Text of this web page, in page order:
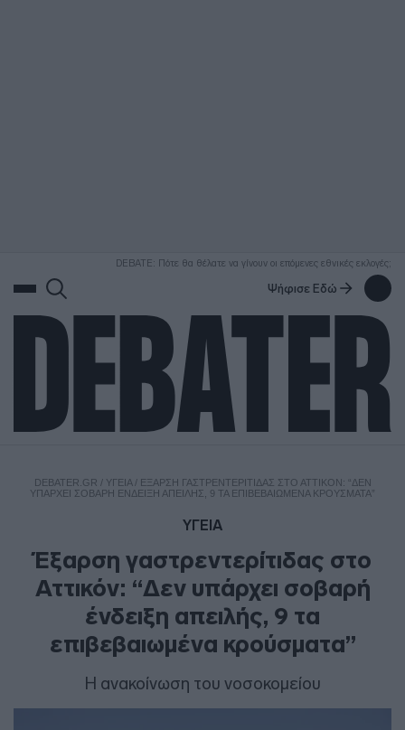
DEBATE: Πότε θα θέλατε να γίνουν οι επόμενες εθνικές εκλογές;
Ψήφισε Εδώ
DEBATER.GR / ΥΓΕΙΑ/ ΈΞΑΡΣΗ ΓΑΣΤΡΕΝΤΕΡΊΤΙΔΑΣ ΣΤΟ ΑΤΤΙΚΌΝ: “ΔΕΝ
ΥΠΆΡΧΕΙ ΣΟΒΑΡΉ ΈΝΔΕΙΞΗ ΑΠΕΙΛΉΣ, 9 ΤΑ ΕΠΙΒΕΒΑΙΩΜΈΝΑ ΚΡΟΎΣΜΑΤΑ”
ΥΓΕΙΑ
Έξαρση γαστρεντερίτιδας στο
Αττικόν: “Δεν υπάρχει σοβαρή
ένδειξη απειλής, 9 τα
επιβεβαιωμένα κρούσματα”
Η ανακοίνωση του νοσοκομείου